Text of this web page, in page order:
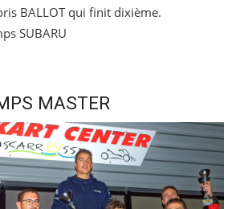
BALLOT qui finit dixième.
SUBARU
MASTER